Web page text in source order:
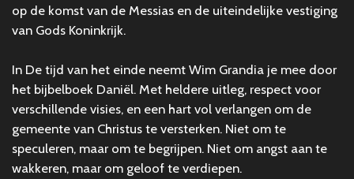
op de komst van de Messias en de uiteindelijke vestiging
van Gods Koninkrijk.
In De tijd van het einde neemt Wim Grandia je mee door
het bijbelboek Daniël. Met heldere uitleg, respect voor
verschillende visies, en een hart vol verlangen om de
gemeente van Christus te versterken. Niet om te
speculeren, maar om te begrijpen. Niet om angst aan te
wakkeren, maar om geloof te verdiepen.